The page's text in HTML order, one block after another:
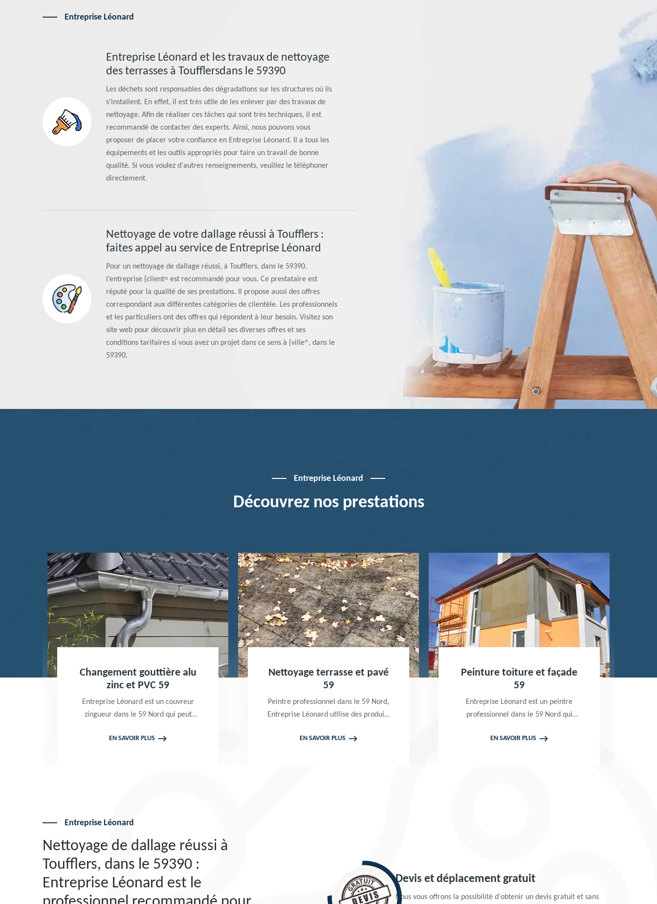
Entreprise Léonard
Entreprise Léonard et les travaux de nettoyage
des terrasses à Toufflersdans le 59390
Les déchets sont responsables des dégradations sur les structures où ils
s'installent. En effet, il est très utile de les enlever par des travaux de
nettoyage. Afin de réaliser ces tâches qui sont très techniques, il est
recommandé de contacter des experts. Ainsi, nous pouvons vous
proposer de placer votre confiance en Entreprise Léonard. Il a tous les
équipements et les outils appropriés pour faire un travail de bonne
qualité. Si vous voulez d'autres renseignements, veuillez le téléphoner
directement.
Nettoyage de votre dallage réussi à Toufflers :
faites appel au service de Entreprise Léonard
Pour un nettoyage de dallage réussi, à Toufflers, dans le 59390,
l’entreprise {client= est recommandé pour vous. Ce prestataire est
réputé pour la qualité de ses prestations. Il propose aussi des offres
correspondant aux différentes catégories de clientèle. Les professionnels
et les particuliers ont des offres qui répondent à leur besoin. Visitez son
site web pour découvrir plus en détail ses diverses offres et ses
conditions tarifaires si vous avez un projet dans ce sens à {ville^, dans le
59390.
Entreprise Léonard
Découvrez nos prestations
gouttière alu
Léonard est un couvreur
dans le 59 Nord qui peut
Nettoyage terrasse et pavé
Peintre professionnel dans le 59 Nord,
Entreprise Léonard utilise des produits
Peinture toiture et façade
Entreprise Léonard est un peintre
professionnel dans le 59 Nord qui
Traitement et
Excellent peintre 59 Nord,
Léonard est une entreprise
Entreprise Léonard
Nettoyage de dallage réussi à
Toufflers, dans le 59390 :
Entreprise Léonard est le
Devis et déplacement gratuit
Nous vous offrons la possibilité d'obtenir un devis gratuit et sans